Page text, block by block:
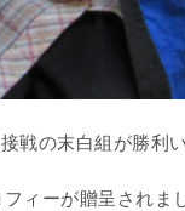
戦の末白組 が勝利
フィーが贈呈されま